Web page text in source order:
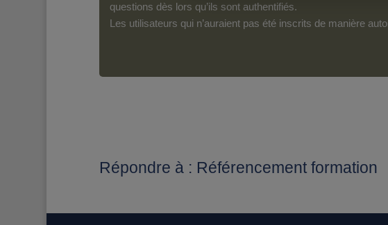
questions dès lors qu’ils sont authentifiés.
Les utilisateurs qui n’auraient pas été inscrits de manière
Répondre à : Référencement formation